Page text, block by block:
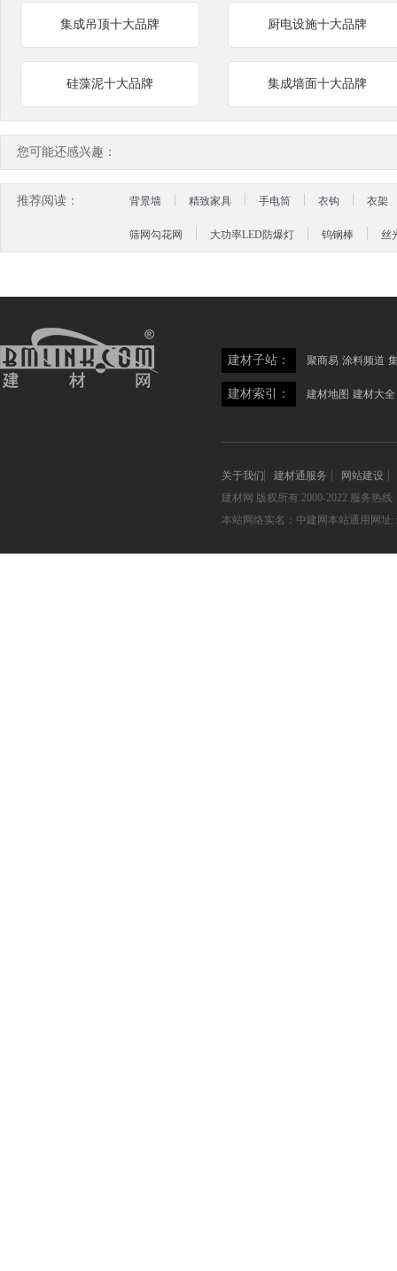
集成吊顶十大品牌 厨电设施十大品牌
硅藻泥十大品牌 集成墙面十大品牌
您可能还感兴趣：
推荐阅读： 背景墙 精致家具 手电筒 衣钩 衣架
筛网勾花网 大功率LED防爆灯 钨钢棒 丝
建材子站： 聚商易 涂料频道
建材索引： 建材地图 建材大全
关于我们 建材通服务
网站建设
建材网 版权所有 2000-2022 服务热线
本站网络实名：中建网本站通用网址